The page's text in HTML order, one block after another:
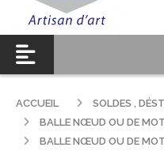
ACCUEIL
SOLDES ,
BALLE NŒUD OU DE
BALLE NŒUD OU DE